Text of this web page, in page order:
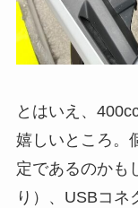
とはいえ、
嬉しいところ。
定であるのかも
り）、USBコネ